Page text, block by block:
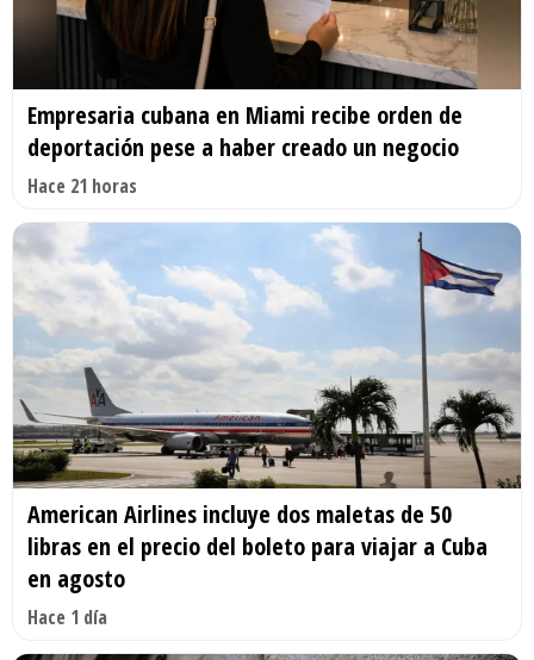
Empresaria cubana en Miami recibe orden de
deportación pese a haber creado un negocio
Hace 21 horas
American Airlines incluye dos maletas de 50
libras en el precio del boleto para viajar a Cuba
en agosto
Hace 1 día